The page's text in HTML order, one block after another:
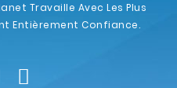
Travaille Avec Les Plus
Entièrement Confiance.